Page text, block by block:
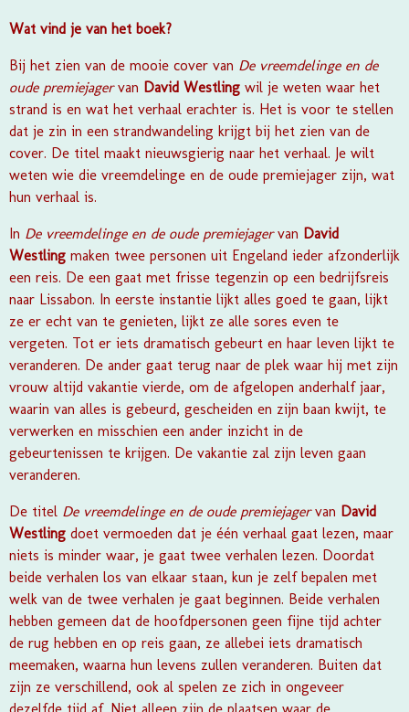
Wat vind je van het boek?
Bij het zien van de mooie cover van De vreemdelinge en de
oude premiejager van David Westling wil je weten waar het
strand is en wat het verhaal erachter is. Het is voor te stellen
dat je zin in een strandwandeling krijgt bij het zien van de
cover. De titel maakt nieuwsgierig naar het verhaal. Je wilt
weten wie die vreemdelinge en de oude premiejager zijn, wat
hun verhaal is.
In De vreemdelinge en de oude premiejager van David
Westling maken twee personen uit Engeland ieder afzonderlijk
een reis. De een gaat met frisse tegenzin op een bedrijfsreis
naar Lissabon. In eerste instantie lijkt alles goed te gaan, lijkt
ze er echt van te genieten, lijkt ze alle sores even te
vergeten. Tot er iets dramatisch gebeurt en haar leven lijkt te
veranderen. De ander gaat terug naar de plek waar hij met zijn
vrouw altijd vakantie vierde, om de afgelopen anderhalf jaar,
waarin van alles is gebeurd, gescheiden en zijn baan kwijt, te
verwerken en misschien een ander inzicht in de
gebeurtenissen te krijgen. De vakantie zal zijn leven gaan
veranderen.
De titel De vreemdelinge en de oude premiejager van David
Westling doet vermoeden dat je één verhaal gaat lezen, maar
niets is minder waar, je gaat twee verhalen lezen. Doordat
beide verhalen los van elkaar staan, kun je zelf bepalen met
welk van de twee verhalen je gaat beginnen. Beide verhalen
hebben gemeen dat de hoofdpersonen geen fijne tijd achter
de rug hebben en op reis gaan, ze allebei iets dramatisch
meemaken, waarna hun levens zullen veranderen. Buiten dat
zijn ze verschillend, ook al spelen ze zich in ongeveer